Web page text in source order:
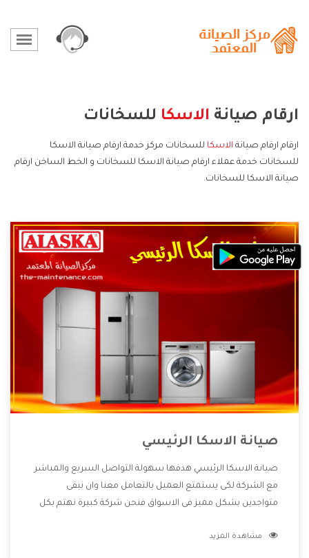
ارقام صيانة الاسكا للسخانات
ارقام ارقام صيانة الاسكا للسخانات مركز خدمة ارقام صيانة الاسكا
للسخانات خدمة عملاء ارقام صيانة الاسكا للسخانات و الخط الساخن ارقام
صيانة الاسكا للسخانات.
صيانة الاسكا الرئيسي
صيانة الاسكا الرئيسي هدفها سهولة التواصل السريع والمباشر
مع الشركة لكى يستمتع العميل بالتعامل معنا وان نبقى
متواجدين بشكل مميز فى الاسواق فنحن شركة كبيرة نهتم بكل
الشركة بها والتى تكون منها خدمة الصيانة التى تكون من أهم
مشاهدة المزيد